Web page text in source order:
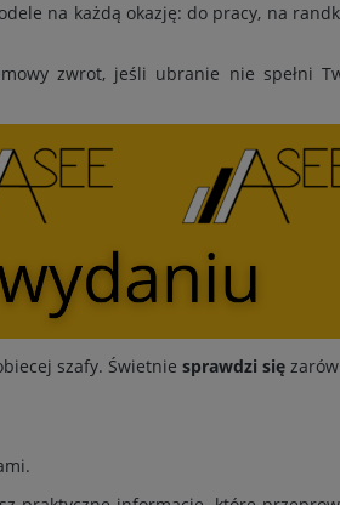
na każdą okazję: do pracy, na
zwrot, jeśli ubranie nie spełni
szafy. Świetnie sprawdzi się